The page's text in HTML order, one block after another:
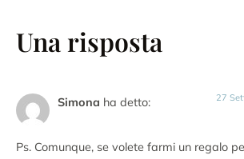
Una risposta
Simona ha detto: 27
Ps. Comunque, se volete farmi un regalo